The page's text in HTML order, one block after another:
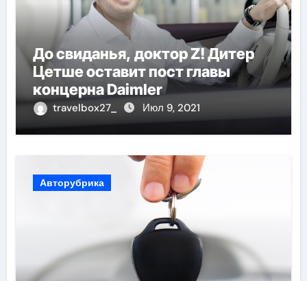
До свиданья, доктор Z! Дитер
Цетше оставит пост главы
концерна Daimler
travelbox27_ Июл 9, 2021
Авторубрика